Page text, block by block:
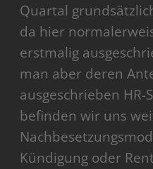
Quartal
da hier
erstmalig
man aber deren
ausgeschrieben
befinden wir uns
Kündigung oder